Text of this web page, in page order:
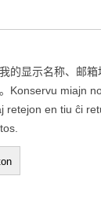
的显示名称、邮
Konservu miajn
retejon en tiu ĉi